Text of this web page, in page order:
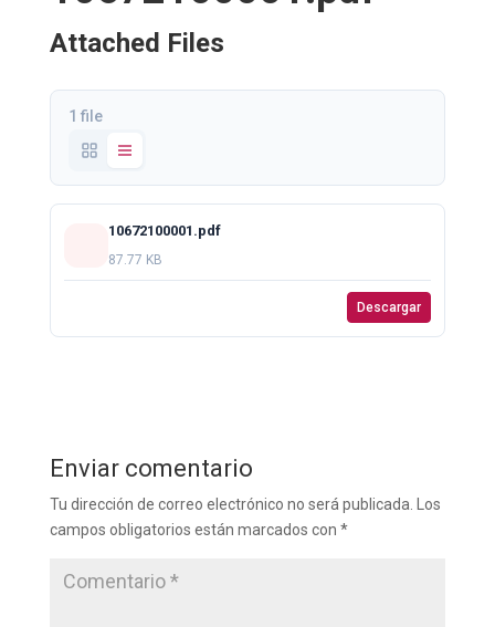
Attached Files
1 file
10672100001.pdf
87.77 KB
Descargar
Enviar comentario
Tu dirección de correo electrónico no será publicada.
Los
campos obligatorios están marcados con *